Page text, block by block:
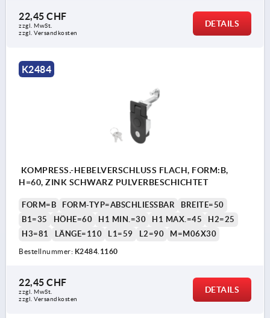
22,45 CHF
zzgl. MwSt.
zzgl. Versandkosten
DETAILS
K2484
KOMPRESS.-HEBELVERSCHLUSS FLACH, FORM:B,
H=60, ZINK SCHWARZ PULVERBESCHICHTET
FORM=B FORM-TYP=ABSCHLIESSBAR
BREITE=50
B1=35
HÖHE=60 H1 MIN.=30 H1 MAX.=45
H2=25
H3=81
LÄNGE=110 L1=59 L2=90 M=M06X30
Bestellnummer: K2484.1160
22,45 CHF
zzgl. MwSt.
zzgl. Versandkosten
DETAILS